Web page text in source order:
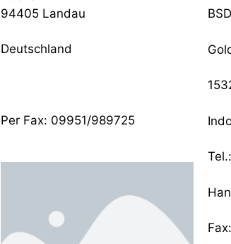
94405 Landau
Deutschland
Per Fax: 09951/989725